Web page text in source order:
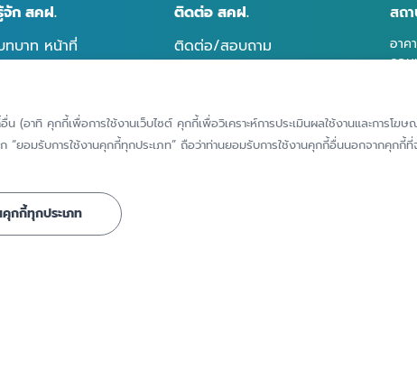
จัก สคฝ.
ทบาท หน้าที่
ระวัติความเป็นมา
ณะกรรมการ
ครงสร้างองค์กร
ติดต่อ สคฝ.
ติดต่อ/สอบถาม
มิชอบ
แจ้งขอใช้สิทธิของเจ้าของ
สถ
อาค
คอม
(อาทิ คุกกี้เพื่อการใช้งานเว็บไซต์ คุกกี้เพื่อวิเคราะห์การประเมินผลใช้งานและการโ
“ยอมรับการใช้งานคุกกี้ทุกประเภท” ถือว่าท่านยอมรับการใช้งานคุกกี้อื่นนอกจากคุกกี้
กกี้ทุกประเภท